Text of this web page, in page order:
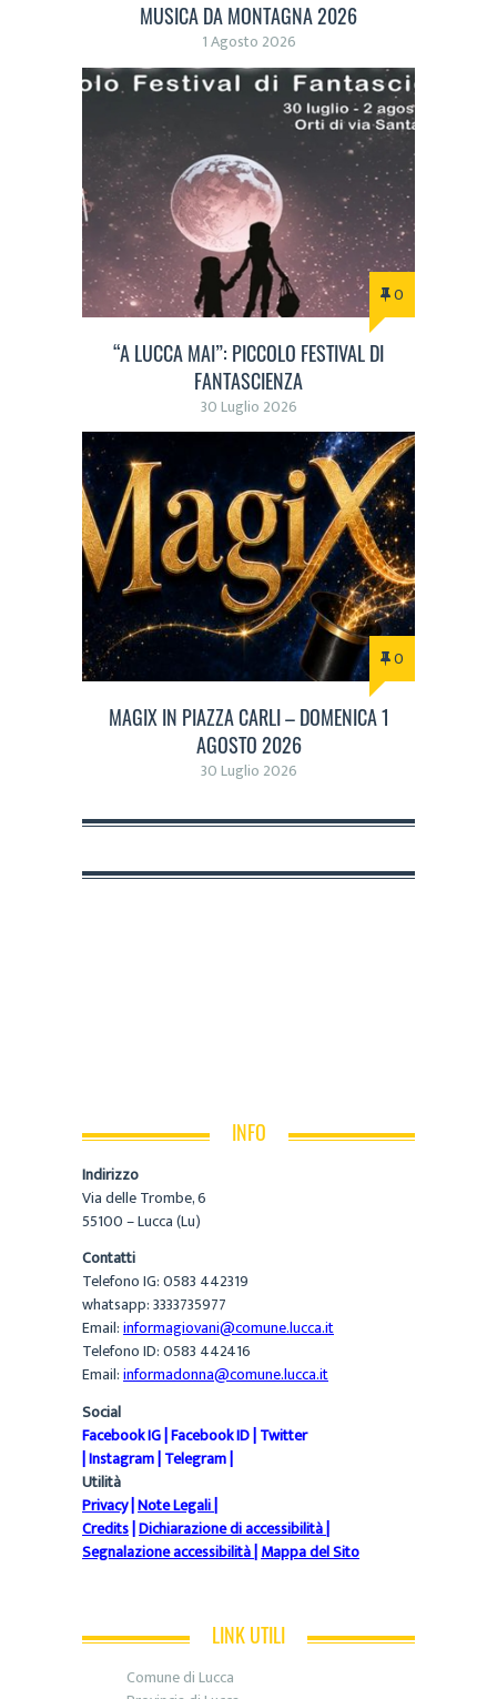
MUSICA DA MONTAGNA 2026
1 Agosto 2026
0
“A LUCCA MAI”: PICCOLO FESTIVAL DI
FANTASCIENZA
30 Luglio 2026
0
MAGIX IN PIAZZA CARLI – DOMENICA 1
AGOSTO 2026
30 Luglio 2026
INFO
Indirizzo
Via delle Trombe, 6
55100 – Lucca (Lu)
Contatti
Telefono IG: 0583 442319
whatsapp: 3333735977
Email:informagiovani@comune.lucca.it
Telefono ID: 0583 442416
Email:informadonna@comune.lucca.it
Social
Facebook IG|Facebook ID|Twitter
|Instagram|Telegram|
Utilità
Privacy|Note Legali|
Credits|Dichiarazione di accessibilità|
Segnalazione accessibilità|Mappa del Sito
LINK UTILI
Comune di Lucca